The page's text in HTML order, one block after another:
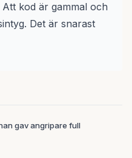
kod är gammal och
Det är snarast
gav angripare full